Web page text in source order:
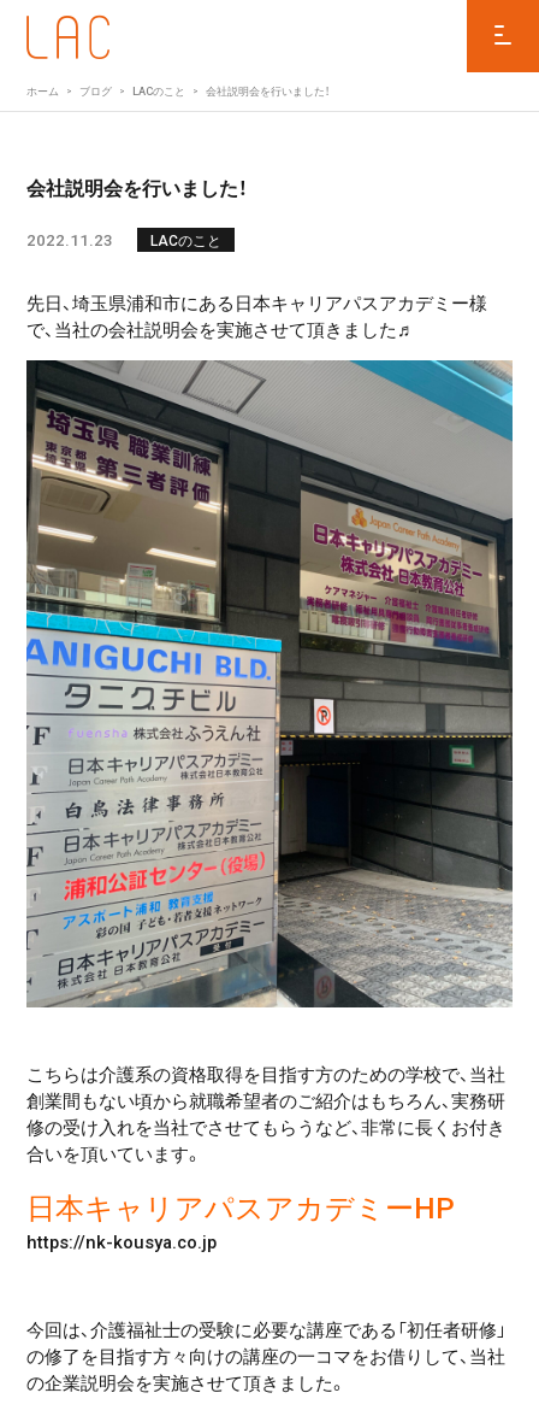
ホーム ブログ LACのこと 会社説明会を行いました！
会社説明会を行いました！
2022.11.23 LACのこと
先日、埼玉県浦和市にある日本キャリアパスアカデミー様
で、当社の会社説明会を実施させて頂きました♬
こちらは介護系の資格取得を目指す方のための学校で、当社
創業間もない頃から就職希望者のご紹介はもちろん、実務研
修の受け入れを当社でさせてもらうなど、非常に長くお付き
合いを頂いています。
日本キャリアパスアカデミーHP
https://nk-kousya.co.jp
今回は、介護福祉士の受験に必要な講座である「初任者研修」
の修了を目指す方々向けの講座の一コマをお借りして、当社
の企業説明会を実施させて頂きました。